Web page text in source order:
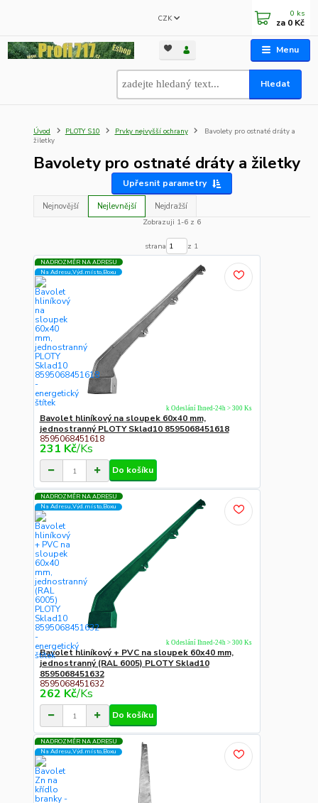
Menu
CZK
Hledat
0 ks
za 0 Kč
Úvod PLOTY S10 Prvky nejvyšší ochrany
Bavolety pro ostnaté dráty a
žiletky
Bavolety pro ostnaté dráty a žiletky
Upřesnit parametry
Nejnovější Nejlevnější
Nejdražší
Zobrazuji 1-6 z 6
strana z 1
NADROZMĚR NA ADRESU
Na Adresu,Výd.místo,Boxu
Bavolet hliníkový na sloupek 60x40 mm,
jednostranný PLOTY Sklad10 8595068451618
8595068451618
231 Kč/Ks
k Odeslání Ihned-24h > 300 Ks
Do košíku
NADROZMĚR NA ADRESU
Na Adresu,Výd.místo,Boxu
Bavolet hliníkový + PVC na sloupek 60x40 mm,
jednostranný (RAL 6005) PLOTY Sklad10
8595068451632
8595068451632
262 Kč/Ks
k Odeslání Ihned-24h > 300 Ks
Do košíku
NADROZMĚR NA ADRESU
Na Adresu,Výd.místo,Boxu